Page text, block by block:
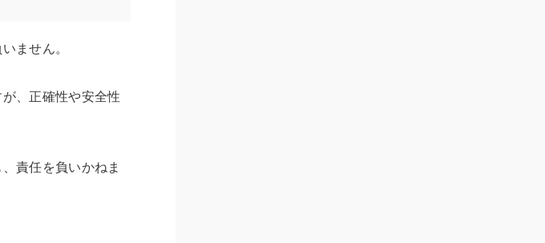
ません。
、正確性や安全性
責任を負いかねま